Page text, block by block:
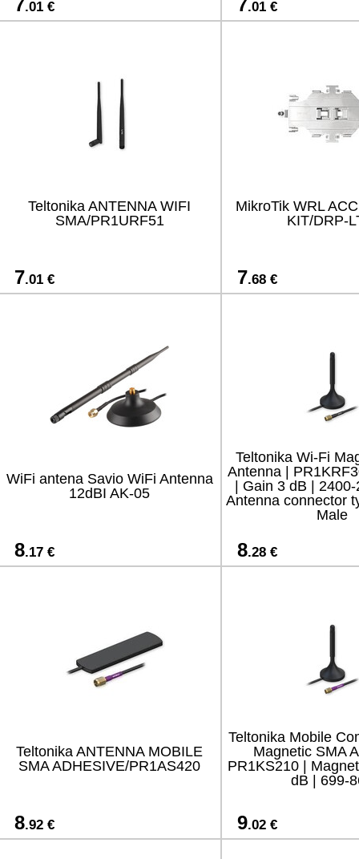
7.01 € 7.01 €
Teltonika ANTENNA WIFI
SMA/PR1URF51
7.01 €
MikroTik WRL
KIT/DRP-
7.68 €
WiFi antena Savio WiFi Antenna
12dBI AK-05
8.17 €
Teltonika Wi-Fi
Antenna |
| Gain 3 dB |
Antenna connector
Male
8.28 €
Teltonika ANTENNA MOBILE
SMA ADHESIVE/PR1AS420
8.92 €
Teltonika Mobile
Magnetic SMA
PR1KS210 |
dB | 699-
9.02 €